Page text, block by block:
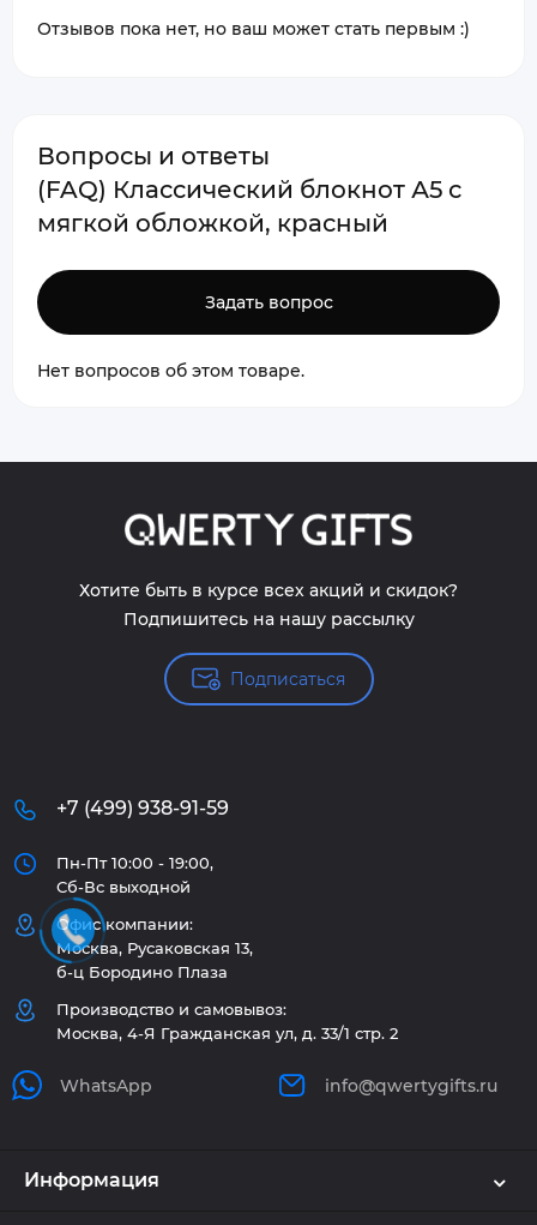
Отзывов пока нет, но ваш может стать первым :)
Вопросы и ответы
(FAQ) Классический блокнот А5 с
мягкой обложкой, красный
Задать вопрос
Нет вопросов об этом товаре.
Хотите быть в курсе всех акций и скидок?
Подпишитесь на нашу рассылку
Подписаться
+7 (499) 938-91-59
Пн-Пт 10:00 - 19:00,
Сб-Вс выходной
Офис компании:
Москва, Русаковская 13,
б-ц Бородино Плаза
Производство и самовывоз:
Москва, 4-Я Гражданская ул, д. 33/1 стр. 2
WhatsApp info@qwertygifts.ru
Информация